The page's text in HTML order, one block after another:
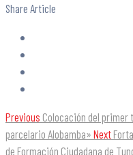
Share Article
Previous Colocación del
parcelario Alobamba» Next
de Formación Ciudadana de